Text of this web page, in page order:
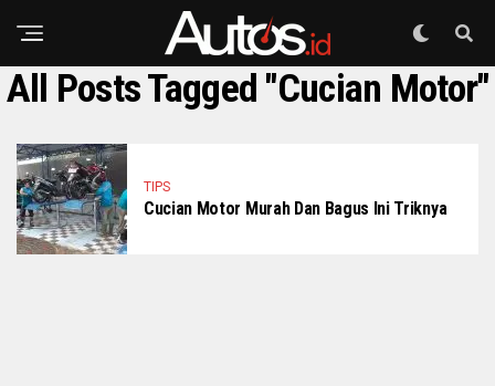
All Posts Tagged "Cucian Motor"
TIPS
Cucian Motor Murah Dan Bagus Ini Triknya